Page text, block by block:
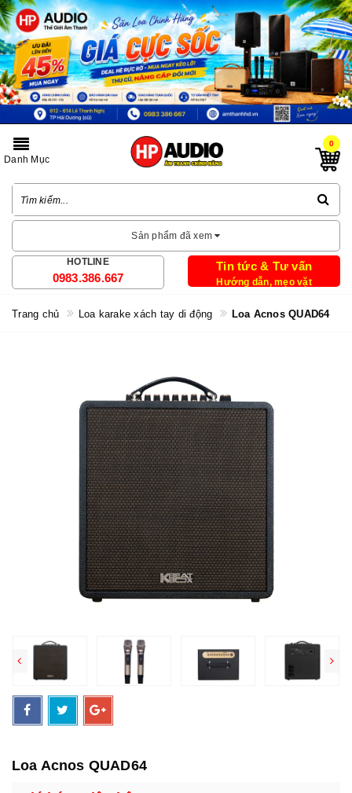
0
Danh Mục
Sản phẩm đã xem
HOTLINE
0983.386.667
Tin tức & Tư vấn
Hướng dẫn, mẹo vặt
Trang chủ Loa karake xách tay di động Loa Acnos QUAD64
Loa Acnos QUAD64